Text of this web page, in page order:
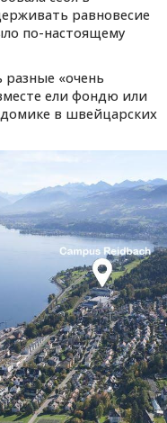
равновесие
по-настоящему
«очень
ели фондю или
в швейцарских